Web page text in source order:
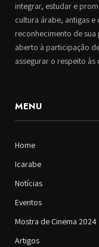
integrar, estudar e
cultura árabe, antigas
reconhecimento de sua
aberto à participação
assegurar o respeito às
MENU
Home
Icarabe
Notícias
Eventos
Mostra de Cinema 2024
Artigos